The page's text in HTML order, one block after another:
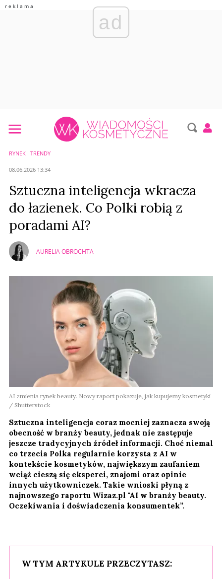
ad
RYNEK I TRENDY
08.06.2026 13:34
Sztuczna inteligencja wkracza
do łazienek. Co Polki robią z
poradami AI?
AURELIA OBROCHTA
AI zmienia rynek beauty. Nowy raport pokazuje, jak kupujemy kosmetyki
/ Shutterstock
Sztuczna inteligencja coraz mocniej zaznacza swoją
obecność w branży beauty, jednak nie zastępuje
jeszcze tradycyjnych źródeł informacji. Choć niemal
co trzecia Polka regularnie korzysta z AI w
kontekście kosmetyków, największym zaufaniem
wciąż cieszą się eksperci, znajomi oraz opinie
innych użytkowniczek. Takie wnioski płyną z
najnowszego raportu Wizaz.pl "AI w branży beauty.
Oczekiwania i doświadczenia konsumentek”.
W TYM ARTYKULE PRZECZYTASZ: